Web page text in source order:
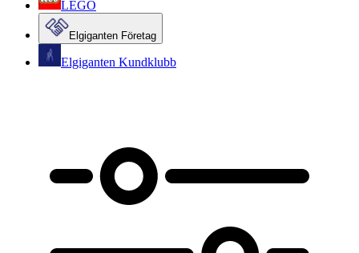
LEGO
Elgiganten Företag
Elgiganten Kundklubb